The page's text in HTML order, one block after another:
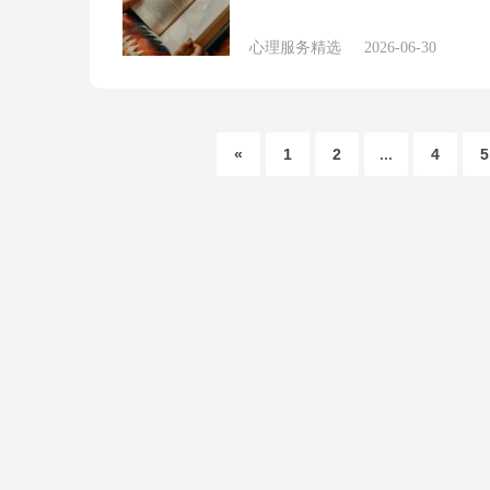
心理服务精选 2026-06-30
« 1 2 ... 4 5